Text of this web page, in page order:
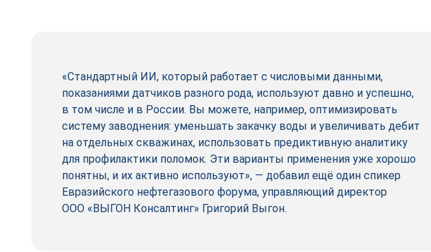
«Стандартный ИИ, который работает с числовыми данными,
показаниями датчиков разного рода, используют давно и успешно,
в том числе и в России. Вы можете, например, оптимизировать
систему заводнения: уменьшать закачку воды и увеличивать дебит
на отдельных скважинах, использовать предиктивную аналитику
для профилактики поломок. Эти варианты применения уже хорошо
понятны, и их активно используют», — добавил ещё один спикер
Евразийского нефтегазового форума, управляющий директор
ООО «ВЫГОН Консалтинг» Григорий Выгон.